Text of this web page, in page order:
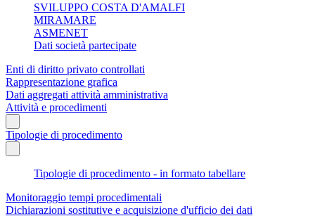
SVILUPPO COSTA D'AMALFI
MIRAMARE
ASMENET
Dati società partecipate
Enti di diritto privato controllati
Rappresentazione grafica
Dati aggregati attività amministrativa
Attività e procedimenti
Tipologie di procedimento
Tipologie di procedimento - in formato tabellare
Monitoraggio tempi procedimentali
Dichiarazioni sostitutive e acquisizione d'ufficio dei dati